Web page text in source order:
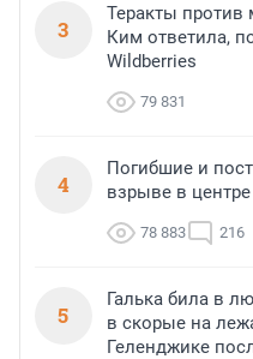
3
Теракты против
Ким ответила,
Wildberries
79 831
4
Погибшие и
взрыве в
78 883 216
5
Галька била в
в скорые на
Геленджике